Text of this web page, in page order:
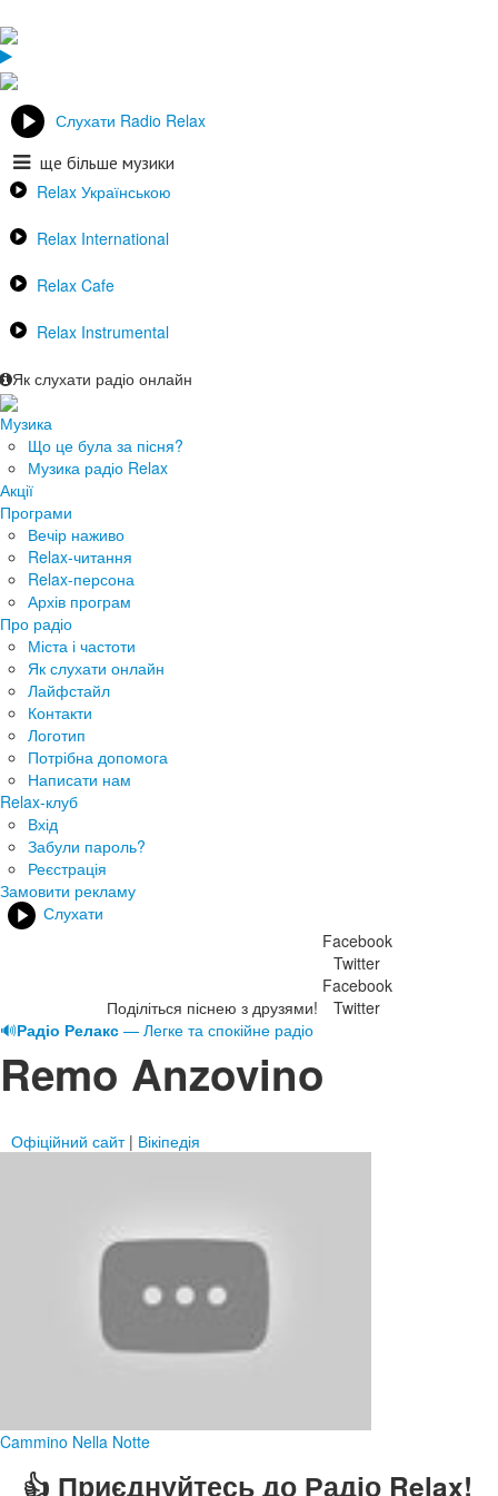
Слухати Radio Relax
ще більше музики
Relax Українською
Relax International
Relax Cafe
Relax Instrumental
Як слухати радіо онлайн
Музика
Що це була за пісня?
Музика радіо Relax
Акції
Програми
Вечір наживо
Relax-читання
Relax-персона
Архів програм
Про радіо
Міста і частоти
Як слухати онлайн
Лайфстайл
Контакти
Логотип
Потрібна допомога
Написати нам
Relax-клуб
Вхід
Забули пароль?
Реєстрація
Замовити рекламу
Слухати
Поділіться піснею з друзями!
Facebook
Twitter
Facebook
Twitter
🔊Радіо Релакс — Легке та спокійне радіо
Remo Anzovino
Офіційний сайт| Вікіпедія
Cammino Nella Notte
👍 Приєднуйтесь до Радіо Relax!